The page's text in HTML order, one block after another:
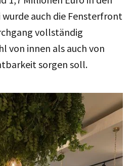
wurde auch die Fensterfront
vollständig
von innen als auch von
sorgen soll.